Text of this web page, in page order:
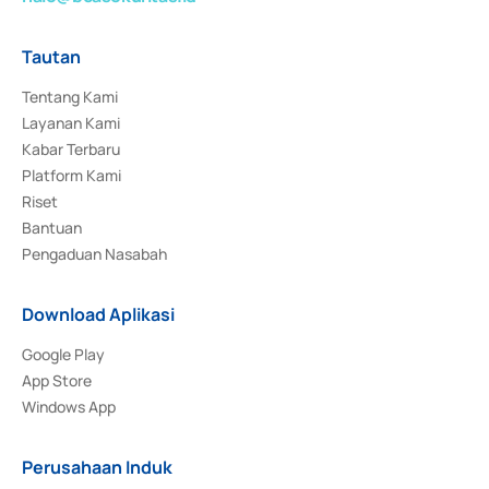
Tautan
Tentang Kami
Layanan Kami
Kabar Terbaru
Platform Kami
Riset
Bantuan
Pengaduan Nasabah
Download Aplikasi
Google Play
App Store
Windows App
Perusahaan Induk